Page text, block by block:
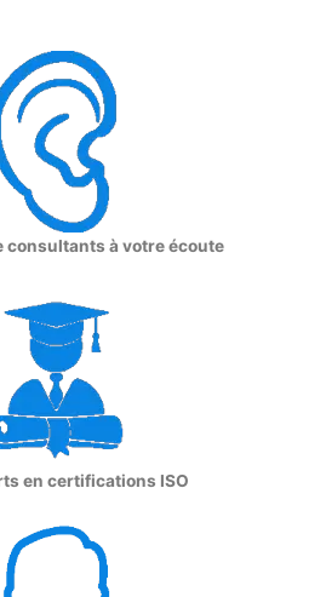
consultants à votre écoute
en certifications ISO